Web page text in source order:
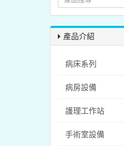
產品介紹
病床系列
病房設備
護理工作站
手術室設備